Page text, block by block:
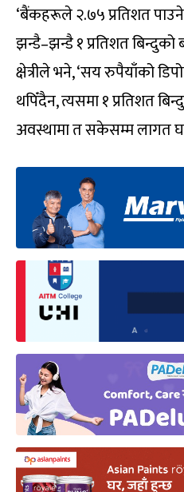
‘बैंकहरूले २.७५ प्रतिशत
झन्डै–झन्डै १ प्रतिशत
क्षेत्रीले भने, ‘सय रुपैयाँको
थपिँदैन, त्यसमा १ प्रतिशत
अवस्थामा त सकेसम्म लागत